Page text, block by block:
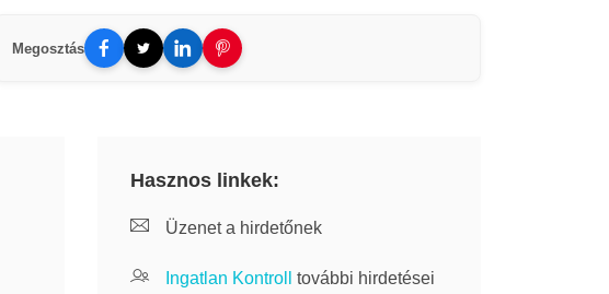
Megosztás
Hasznos linkek:
Üzenet a hirdetőnek
Ingatlan Kontroll további hirdetései